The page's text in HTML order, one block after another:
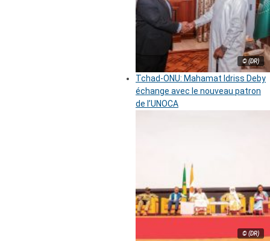
© (DR)
Tchad-ONU: Mahamat Idriss Deby
échange avec le nouveau patron
de l’UNOCA
© (DR)